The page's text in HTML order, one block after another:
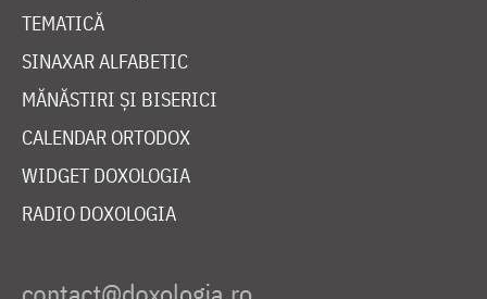
TEMATICĂ
SINAXAR ALFABETIC
MĂNĂSTIRI ȘI BISERICI
CALENDAR ORTODOX
WIDGET DOXOLOGIA
RADIO DOXOLOGIA